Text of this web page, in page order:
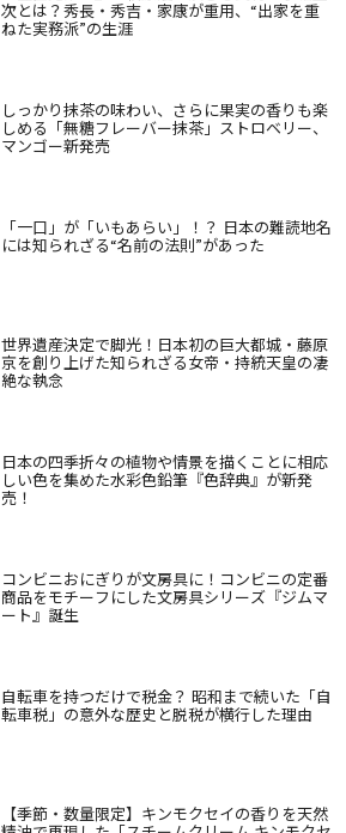
次とは？秀長・秀吉・家康が重用、“出家を重
ねた実務派”の生涯
しっかり抹茶の味わい、さらに果実の香りも楽
しめる「無糖フレーバー抹茶」ストロベリー、
マンゴー新発売
「一口」が「いもあらい」！？ 日本の難読地名
には知られざる“名前の法則”があった
世界遺産決定で脚光！日本初の巨大都城・藤原
京を創り上げた知られざる女帝・持統天皇の凄
絶な執念
日本の四季折々の植物や情景を描くことに相応
しい色を集めた水彩色鉛筆『色辞典』が新発
売！
コンビニおにぎりが文房具に！コンビニの定番
商品をモチーフにした文房具シリーズ『ジムマ
ート』誕生
自転車を持つだけで税金？ 昭和まで続いた「自
転車税」の意外な歴史と脱税が横行した理由
【季節・数量限定】キンモクセイの香りを天然